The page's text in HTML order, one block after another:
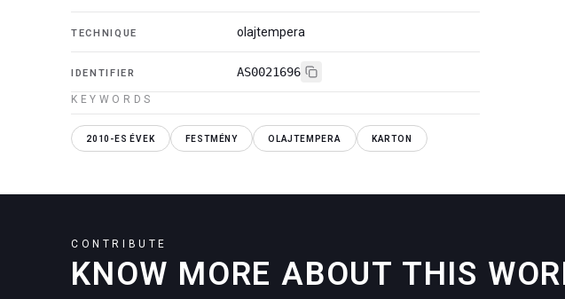
TECHNIQUE olajtempera
IDENTIFIER AS0021696
KEYWORDS
2010-ES ÉVEK FESTMÉNY OLAJTEMPERA KARTON
CONTRIBUTE
KNOW MORE ABOUT THIS